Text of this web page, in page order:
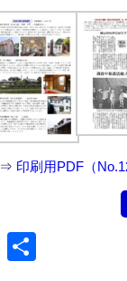
⇒ 印刷用PDF（
E